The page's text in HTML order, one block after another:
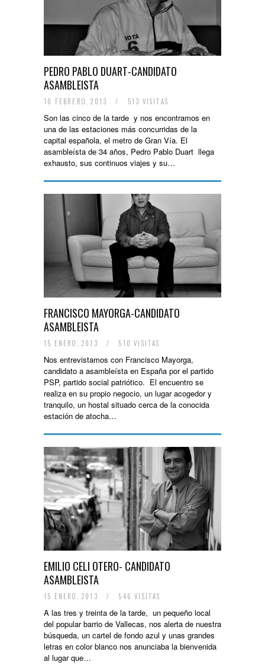
PEDRO PABLO DUART-CANDIDATO
ASAMBLEISTA
10 FEBRERO, 2013 / 513 VISITAS
Son las cinco de la tarde y nos encontramos en
una de las estaciones más concurridas de la
capital española, el metro de Gran Vía. El
asambleísta de 34 años, Pedro Pablo Duart llega
exhausto, sus continuos viajes y su…
FRANCISCO MAYORGA-CANDIDATO
ASAMBLEISTA
15 ENERO, 2013 / 510 VISITAS
Nos entrevistamos con Francisco Mayorga,
candidato a asambleísta en España por el partido
PSP, partido social patriótico. El encuentro se
realiza en su propio negocio, un lugar acogedor y
tranquilo, un hostal situado cerca de la conocida
estación de atocha…
EMILIO CELI OTERO- CANDIDATO
ASAMBLEISTA
15 ENERO, 2013 / 546 VISITAS
A las tres y treinta de la tarde, un pequeño local
del popular barrio de Vallecas, nos alerta de nuestra
búsqueda, un cartel de fondo azul y unas grandes
letras en color blanco nos anunciaba la bienvenida
al lugar que…